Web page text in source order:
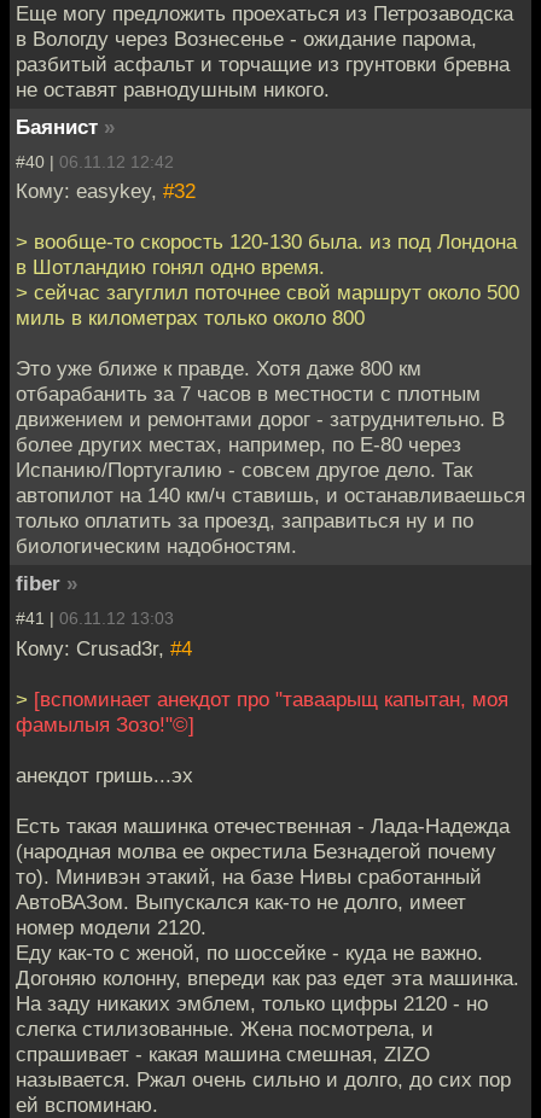
Еще могу предложить проехаться из Петрозаводска
в Вологду через Вознесенье - ожидание парома,
разбитый асфальт и торчащие из грунтовки бревна
не оставят равнодушным никого.
Баянист »
#40 | 06.11.12 12:42
Кому: easykey, #32
> вообще-то скорость 120-130 была. из под Лондона
в Шотландию гонял одно время.
> сейчас загуглил поточнее свой маршрут около 500
миль в километрах только около 800
Это уже ближе к правде. Хотя даже 800 км
отбарабанить за 7 часов в местности с плотным
движением и ремонтами дорог - затруднительно. В
более других местах, например, по E-80 через
Испанию/Португалию - совсем другое дело. Так
автопилот на 140 км/ч ставишь, и останавливаешься
только оплатить за проезд, заправиться ну и по
биологическим надобностям.
fiber »
#41 | 06.11.12 13:03
Кому: Crusad3r, #4
> [вспоминает анекдот про "таваарыщ капытан, моя
фамылыя Зозо!"©]
анекдот гришь...эх
Есть такая машинка отечественная - Лада-Надежда
(народная молва ее окрестила Безнадегой почему
то). Минивэн этакий, на базе Нивы сработанный
АвтоВАЗом. Выпускался как-то не долго, имеет
номер модели 2120.
Еду как-то с женой, по шоссейке - куда не важно.
Догоняю колонну, впереди как раз едет эта машинка.
На заду никаких эмблем, только цифры 2120 - но
слегка стилизованные. Жена посмотрела, и
спрашивает - какая машина смешная, ZIZO
называется. Ржал очень сильно и долго, до сих пор
ей вспоминаю.